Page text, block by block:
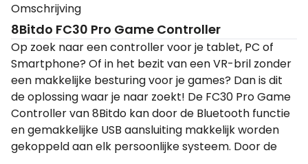
Omschrijving
8Bitdo FC30 Pro Game Controller
Op zoek naar een controller voor je tablet, PC of
Smartphone? Of in het bezit van een VR-bril zonder
een makkelijke besturing voor je games? Dan is dit
de oplossing waar je naar zoekt! De FC30 Pro Game
Controller van 8Bitdo kan door de Bluetooth functie
en gemakkelijke USB aansluiting makkelijk worden
gekoppeld aan elk persoonlijke systeem. Door de